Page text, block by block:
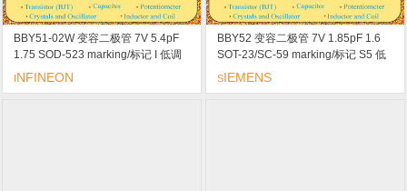
BBY51-02W 变容二极管 7V 5.4pF
1.75 SOD-523 marking/标记 I 低调
谐电压
INFINEON
BBY52 变容二极管 7V 1.85pF 1.6
SOT-23/SC-59 marking/标记 S5 低
调谐电压
SIEMENS